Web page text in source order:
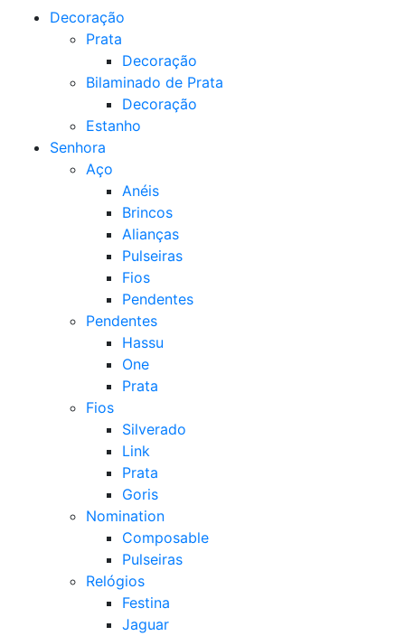
Decoração
Prata
Decoração
Bilaminado de Prata
Decoração
Estanho
Senhora
Aço
Anéis
Brincos
Alianças
Pulseiras
Fios
Pendentes
Pendentes
Hassu
One
Prata
Fios
Silverado
Link
Prata
Goris
Nomination
Composable
Pulseiras
Relógios
Festina
Jaguar